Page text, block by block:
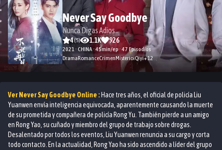
Never Say Goodbye
Nunca Digas Adios
4(5) 1.1K 926
2021 · CHINA · 45min/ep · 47 Episodios
DramaRomanceCrimenMisterioiQiyi+12
Ver Never Say Goodbye Online : Hace tres años, el oficial de policía Liu
Yuanwen envía inteligencia equivocada, aparentemente causando la muerte
de su prometida y compañera de policía Rong Yu. También pierde a un amigo
en Rong Yao, su cuñado y miembro del grupo de trabajo sobre drogas.
Desalentado por todos los eventos, Liu Yuanwen renuncia a su cargo y corta
todo contacto. En la actualidad, Rong Yao ha sido ascendido a líder del grupo